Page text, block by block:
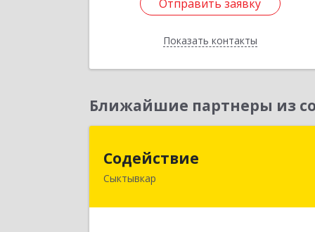
Отправить заявку
Показать контакты
Отправить заявку
Назад
Ближайшие партнеры из
Содействие
Сыктывкар167004, Коми Респ, Сыктывкар г,